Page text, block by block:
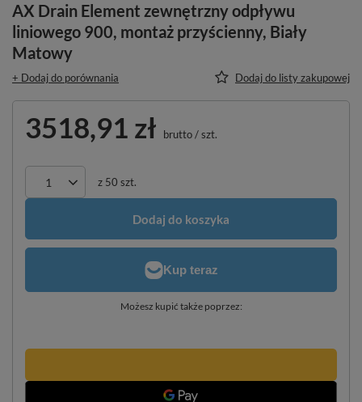
AX Drain Element zewnętrzny odpływu
liniowego 900, montaż przyścienny, Biały
Matowy
+ Dodaj do porównania Dodaj do listy zakupowej
3518,91 zł brutto/szt.
z 50 szt.
Dodaj do koszyka
Możesz kupić także poprzez: